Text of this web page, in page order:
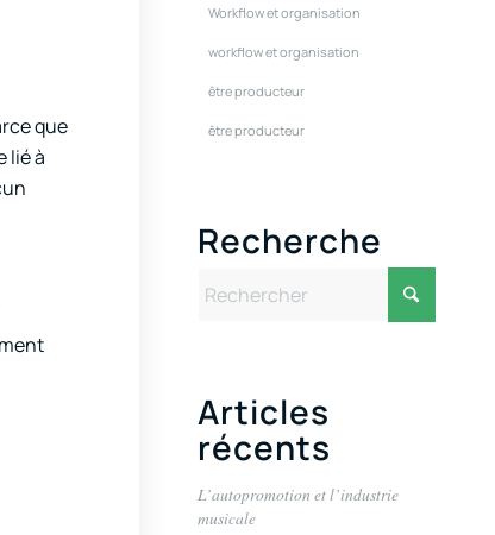
que
lié à
Workflow et organisation
workflow et organisation
être producteur
être producteur
Recherche
Articles
récents
L’autopromotion et l’industrie
musicale